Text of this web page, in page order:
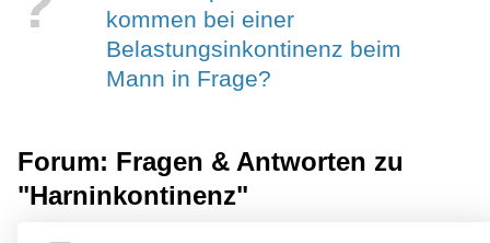
kommen bei einer
Belastungsinkontinenz beim
Mann in Frage?
Forum: Fragen & Antworten zu
"Harninkontinenz"